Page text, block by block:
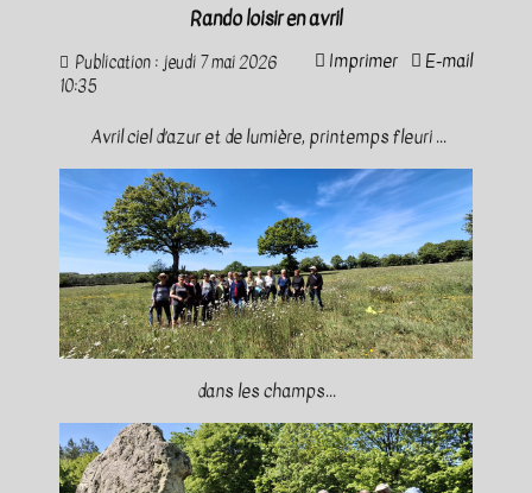
Rando loisir en avril
Imprimer E-mail
Publication : jeudi 7 mai 2026
10:35
Avril ciel d’azur et de lumière, printemps fleuri ...
dans les champs...